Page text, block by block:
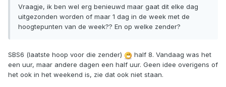
Vraagje, ik ben wel erg benieuwd maar gaat dit elke dag
uitgezonden worden of maar 1 dag in de week met de
hoogtepunten van de week?? En op welke zender?
SBS6 (laatste hoop voor die zender)
half 8. Vandaag was het
een uur, maar andere dagen een half uur. Geen idee overigens of
het ook in het weekend is, zie dat ook niet staan.